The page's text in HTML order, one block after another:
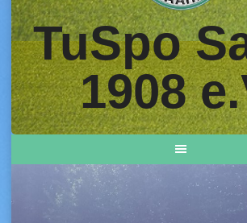
TuSpo
1908